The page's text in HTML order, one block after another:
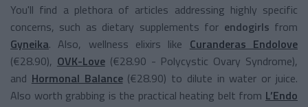
You'll find a plethora of articles addressing highly specific
concerns, such as dietary supplements for endogirls from
Gyneika. Also, wellness elixirs like Curanderas Endolove
(€28.90), OVK-Love(€28.90 - Polycystic Ovary Syndrome),
and Hormonal Balance(€28.90) to dilute in water or juice.
Also worth grabbing is the practical heating belt from L’Endo